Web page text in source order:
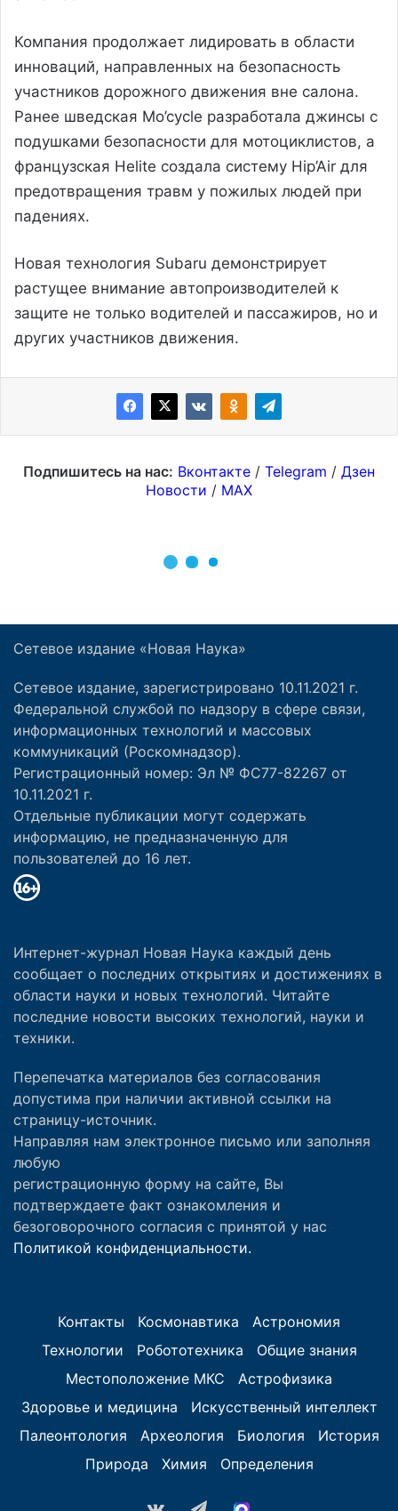
Сетевое издание «Новая Наука»
Сетевое издание, зарегистрировано 10.11.2021 г.
Федеральной службой по надзору в сфере связи,
информационных технологий и массовых
коммуникаций (Роскомнадзор).
Регистрационный номер: Эл № ФС77-82267 от
10.11.2021 г.
Отдельные публикации могут содержать
информацию, не предназначенную для
пользователей до 16 лет.
Интернет-журнал Новая Наука каждый день
сообщает о последних открытиях и достижениях в
области науки и новых технологий. Читайте
последние новости высоких технологий, науки и
техники.
Перепечатка материалов без согласования
допустима при наличии активной ссылки на
страницу-источник.
Направляя нам электронное письмо или заполняя
любую
регистрационную форму на сайте, Вы
подтверждаете факт ознакомления и
безоговорочного согласия с принятой у нас
Политикой конфиденциальности.
Контакты Космонавтика
Астрономия
Технологии
Робототехника
Общие знания
Местоположение МКС
Астрофизика
Здоровье и медицина
Искусственный интеллект
Палеонтология
Археология Биология
История
Природа
Химия Определения